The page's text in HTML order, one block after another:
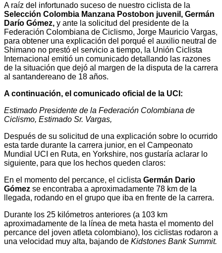
A raíz del infortunado suceso de nuestro ciclista de la
Selección Colombia Manzana Postobon juvenil, Germán
Darío Gómez, y ante la solicitud del presidente de la
Federación Colombiana de Ciclismo, Jorge Mauricio Vargas,
para obtener una explicación del porqué el auxilio neutral de
Shimano no prestó el servicio a tiempo, la Unión Ciclista
Internacional emitió un comunicado detallando las razones
de la situación que dejó al margen de la disputa de la carrera
al santandereano de 18 años.
A continuación, el comunicado oficial de la UCI:
Estimado Presidente de la Federación Colombiana de
Ciclismo, Estimado Sr. Vargas,
Después de su solicitud de una explicación sobre lo ocurrido
esta tarde durante la carrera junior, en el Campeonato
Mundial UCI en Ruta, en Yorkshire, nos gustaría aclarar lo
siguiente, para que los hechos queden claros:
En el momento del percance, el ciclista Germán Dario
Gómez se encontraba a aproximadamente 78 km de la
llegada, rodando en el grupo que iba en frente de la carrera.
Durante los 25 kilómetros anteriores (a 103 km
aproximadamente de la línea de meta hasta el momento del
percance del joven atleta colombiano), los ciclistas rodaron a
una velocidad muy alta, bajando de Kidstones Bank Summit.